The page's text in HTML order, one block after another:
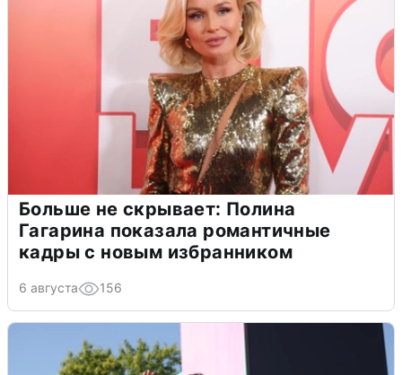
Больше не скрывает: Полина
Гагарина показала романтичные
кадры с новым избранником
6 августа 156